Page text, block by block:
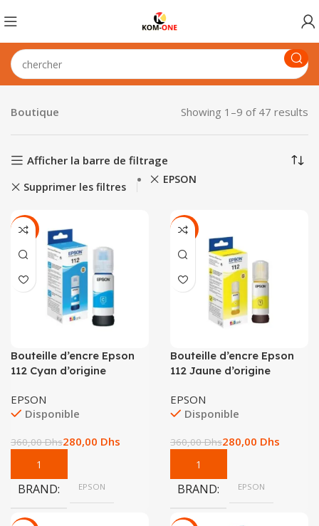
Boutique Showing 1–9 of 47 results
Afficher la barre de filtrage
Supprimer les filtres
EPSON
-22%
Bouteille d’encre Epson
112 Cyan d’origine
EPSON
Disponible
360,00Dhs280,00 Dhs
BRAND EPSON
-22%
Bouteille d’encre Epson
112 Jaune d’origine
EPSON
Disponible
360,00Dhs280,00 Dhs
BRAND EPSON